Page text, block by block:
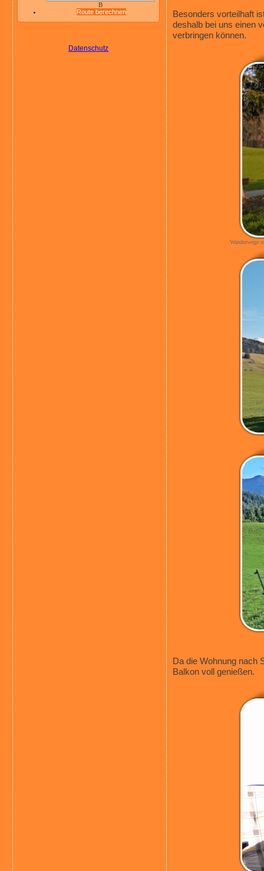
B
Route berechnen
Datenschutz
Besonders vorteilhaft
deshalb bei uns einen
verbringen können.
Wanderwege
Da die Wohnung nach
Balkon voll genießen.